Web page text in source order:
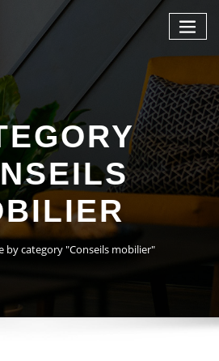
by category "Conseils mobilier"